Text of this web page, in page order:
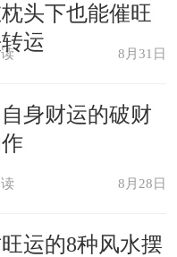
交往方面会出现问题，
某些事情产生误会，导
不要急躁，否则会损失
，多站在另一半的角度
头下也能催旺
运
8月31日
身财运的破财
8月28日
运的8种风水摆